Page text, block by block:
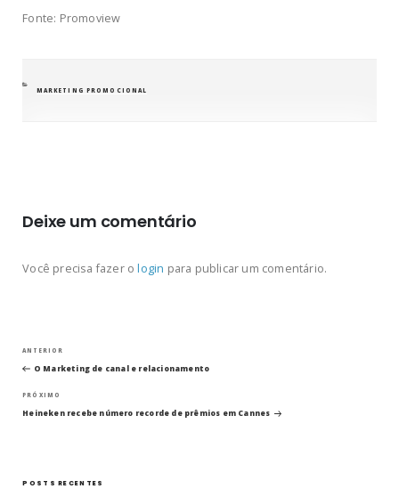
Fonte: Promoview
CATEGORIAS
MARKETING PROMOCIONAL
Deixe um comentário
Você precisa fazer ologin para publicar um comentário.
Navegação
de
Post
Post
anterior
ANTERIOR
O Marketing de canal e relacionamento
Próximo
post
PRÓXIMO
Heineken recebe número recorde de prêmios em Cannes
POSTS RECENTES